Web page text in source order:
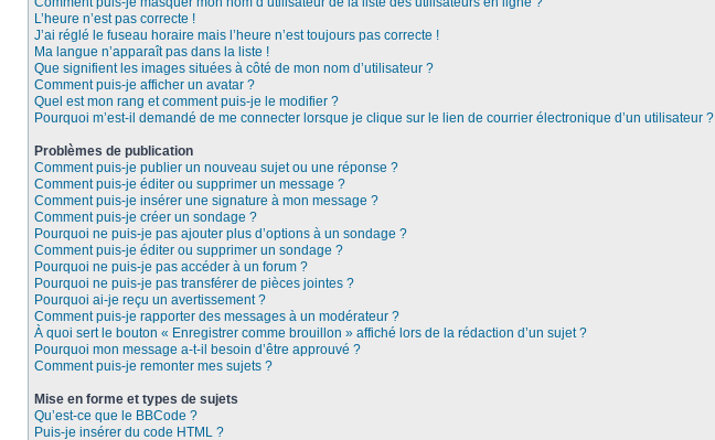
L’heure n’est pas correcte !
J’ai réglé le fuseau horaire mais l’heure n’est toujours pas correcte !
Ma langue n’apparaît pas dans la liste !
Que signifient les images situées à côté de mon nom d’utilisateur ?
Comment puis-je afficher un avatar ?
Quel est mon rang et comment puis-je le modifier ?
Pourquoi m’est-il demandé de me connecter lorsque je clique sur le lien de courrier électronique d’un utilisateur ?
Problèmes de publication
Comment puis-je publier un nouveau sujet ou une réponse ?
Comment puis-je éditer ou supprimer un message ?
Comment puis-je insérer une signature à mon message ?
Comment puis-je créer un sondage ?
Pourquoi ne puis-je pas ajouter plus d’options à un sondage ?
Comment puis-je éditer ou supprimer un sondage ?
Pourquoi ne puis-je pas accéder à un forum ?
Pourquoi ne puis-je pas transférer de pièces jointes ?
Pourquoi ai-je reçu un avertissement ?
Comment puis-je rapporter des messages à un modérateur ?
À quoi sert le bouton « Enregistrer comme brouillon » affiché lors de la rédaction d’un sujet ?
Pourquoi mon message a-t-il besoin d’être approuvé ?
Comment puis-je remonter mes sujets ?
Mise en forme et types de sujets
Qu’est-ce que le BBCode ?
Puis-je insérer du code HTML ?